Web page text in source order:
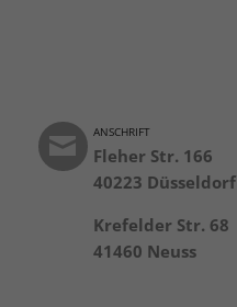
ANSCHRIFT
Fleher Str. 166
40223 Düsseldorf
Krefelder Str. 68
41460 Neuss